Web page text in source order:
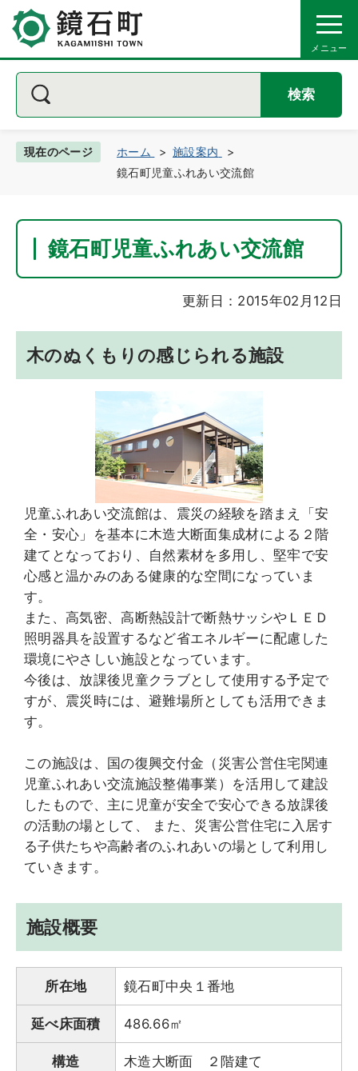
検索
現在のページ ホーム
施設案内
鏡石町児童ふれあい交流館
鏡石町児童ふれあい交流館
更新日：2015年02月12日
木のぬくもりの感じられる施設
児童ふれあい交流館は、震災の経験を踏まえ「安
全・安心」を基本に木造大断面集成材による２階
建てとなっており、自然素材を多用し、堅牢で安
心感と温かみのある健康的な空間になっていま
す。
また、高気密、高断熱設計で断熱サッシやＬＥＤ
照明器具を設置するなど省エネルギーに配慮した
環境にやさしい施設となっています。
今後は、放課後児童クラブとして使用する予定で
すが、震災時には、避難場所としても活用できま
す。
この施設は、国の復興交付金（災害公営住宅関連
児童ふれあい交流施設整備事業）を活用して建設
したもので、主に児童が安全で安心できる放課後
の活動の場として、 また、災害公営住宅に入居す
る子供たちや高齢者のふれあいの場として利用し
ていきます。
施設概要
所在地 鏡石町中央１番地
延べ床面積 486.66㎡
構造 木造大断面 ２階建て